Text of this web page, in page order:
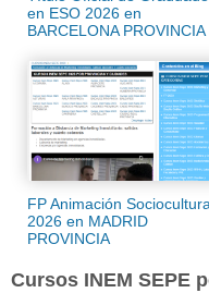
en ESO 2026 en
BARCELONA PROVINCIA
FP Animación
2026 en MADRID
PROVINCIA
Cursos INEM SEPE